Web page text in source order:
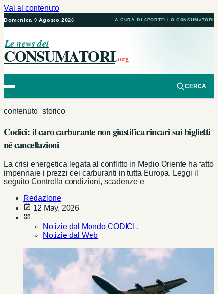
Vai al contenuto
Domenica 9 Agosto 2026 A CURA DI SPORTELLO CONSUMATORI
Le news dei
CONSUMATORI.org
CERCA
contenuto_storico
Codici: il caro carburante non giustifica rincari sui biglietti
né cancellazioni
La crisi energetica legata al conflitto in Medio Oriente ha fatto
impennare i prezzi dei carburanti in tutta Europa. Leggi il
seguito Controlla condizioni, scadenze e
Redazione
12 May, 2026
Notizie dal Mondo CODICI ,
Notizie dal Web